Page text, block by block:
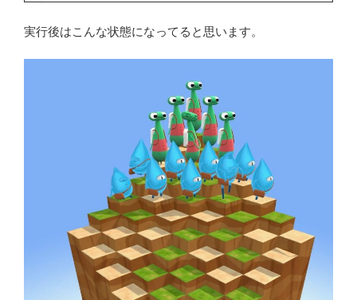
実行後はこんな状態になってると思います。